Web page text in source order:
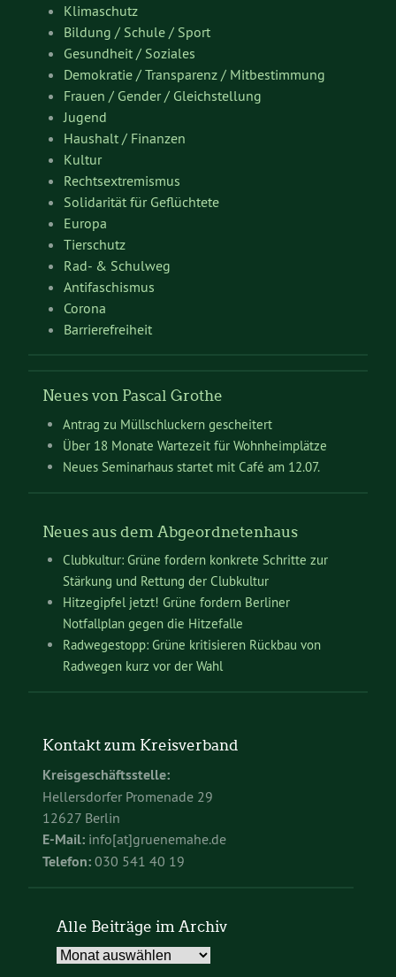
Klimaschutz
Bildung / Schule / Sport
Gesundheit / Soziales
Demokratie / Transparenz / Mitbestimmung
Frauen / Gender / Gleichstellung
Jugend
Haushalt / Finanzen
Kultur
Rechtsextremismus
Solidarität für Geflüchtete
Europa
Tierschutz
Rad- & Schulweg
Antifaschismus
Corona
Barrierefreiheit
Neues von Pascal Grothe
Antrag zu Müllschluckern gescheitert
Über 18 Monate Wartezeit für Wohnheimplätze
Neues Seminarhaus startet mit Café am 12.07.
Neues aus dem Abgeordnetenhaus
Clubkultur: Grüne fordern konkrete Schritte zur
Stärkung und Rettung der Clubkultur
Hitzegipfel jetzt! Grüne fordern Berliner
Notfallplan gegen die Hitzefalle
Radwegestopp: Grüne kritisieren Rückbau von
Radwegen kurz vor der Wahl
Kontakt zum Kreisverband
Kreisgeschäftsstelle:
Hellersdorfer Promenade 29
12627 Berlin
E-Mail: info[at]gruenemahe.de
Telefon: 030 541 40 19
Alle Beiträge im Archiv
Alle